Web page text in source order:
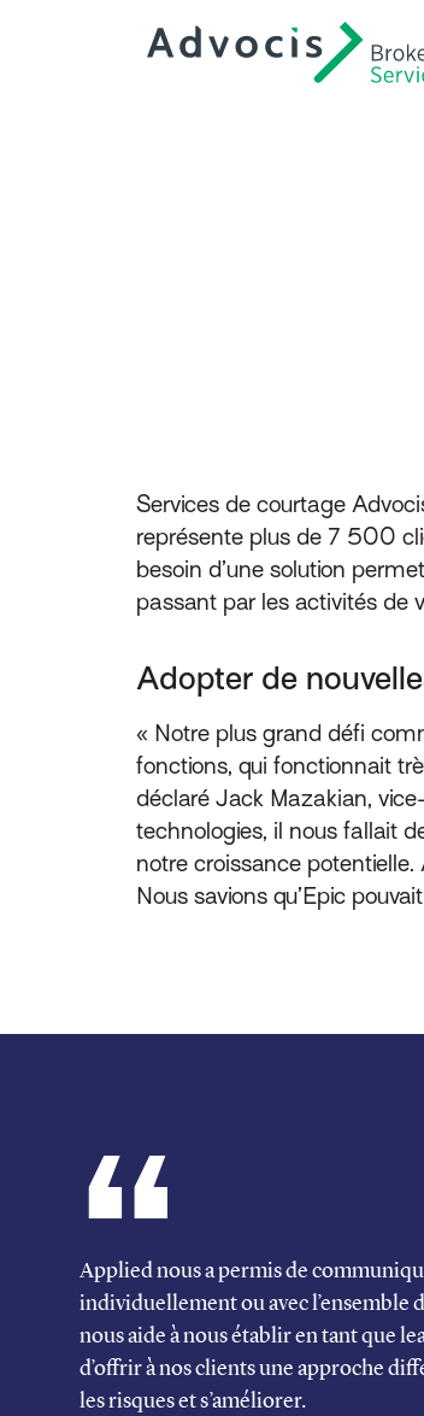
Services de courtage
représente plus de 7 500
besoin d’une solution
passant par les activités de
Adopter de
« Notre plus grand défi
fonctions, qui fonctionnait
déclaré Jack Mazakian,
technologies, il nous fallait
notre croissance
Nous savions qu’Epic
Applied nous a permis de
individuellement ou avec l’ensemble
nous aide à nous établir en tant que
d’offrir à nos clients une approche
les risques et s’améliorer.